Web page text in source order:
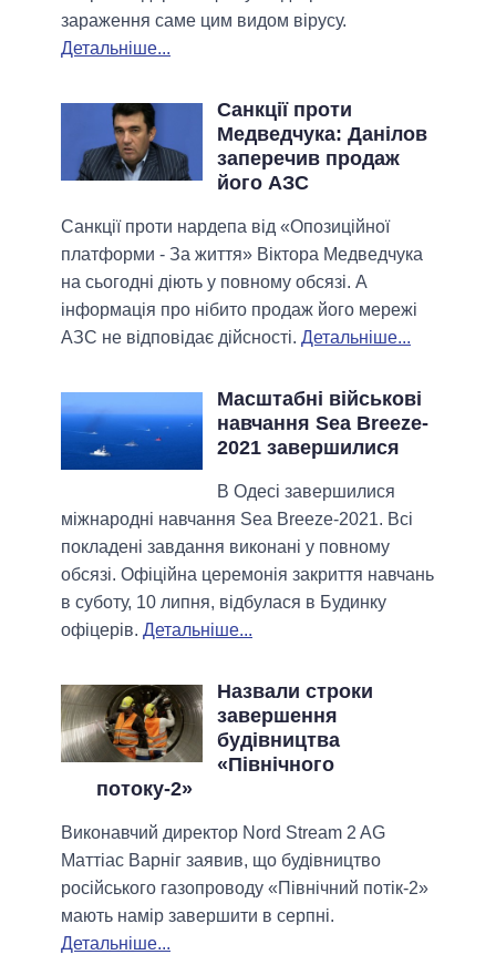
зараження саме цим видом вірусу.
Детальніше...
Санкції проти
Медведчука: Данілов
заперечив продаж
його АЗС
Санкції проти нардепа від «Опозиційної
платформи - За життя» Віктора Медведчука
на сьогодні діють у повному обсязі. А
інформація про нібито продаж його мережі
АЗС не відповідає дійсності. Детальніше...
Масштабні військові
навчання Sea Breeze-
2021 завершилися
В Одесі завершилися
міжнародні навчання Sea Breeze-2021. Всі
покладені завдання виконані у повному
обсязі. Офіційна церемонія закриття навчань
в суботу, 10 липня, відбулася в Будинку
офіцерів. Детальніше...
Назвали строки
завершення
будівництва
«Північного
потоку-2»
Виконавчий директор Nord Stream 2 AG
Маттіас Варніг заявив, що будівництво
російського газопроводу «Північний потік-2»
мають намір завершити в серпні.
Детальніше...